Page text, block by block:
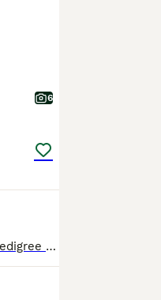
6
Prestigiosa cucciolata in RIPRODUZIONE SELEZIONATA ( pedigree rosa) il top per SALUTE, MORFOLOGIA, CARATTERE. Linee esenti displasia di anche e gomiti in 4/5 generazione. Testati ed esenti ocd, cardiopatie. DNA depositato. Genitori campioni di vario livello. Grande taglia e carattere. I cuccioli saranno disponibili da fine settembre in poi e verranno consegnati con pedigree rosa, vaccinazioni, microchip, visita cardiologica con certificazione veterinaria, trattamenti antiparassitari, libretto sanitario, garanzia scritta, kit cucciolo, fattura fiscale. Possibilità di pagamento rateale. Occasione per gli amanti della razza